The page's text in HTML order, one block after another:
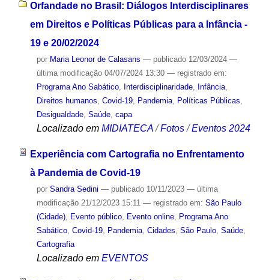
Orfandade no Brasil: Diálogos Interdisciplinares
em Direitos e Políticas Públicas para a Infância -
19 e 20/02/2024
por Maria Leonor de Calasans — publicado12/03/2024 —
última modificação04/07/2024 13:30 — registrado em:
Programa Ano Sabático, Interdisciplinaridade, Infância,
Direitos humanos, Covid-19, Pandemia, Políticas Públicas,
Desigualdade, Saúde, capa
Localizado em MIDIATECA /Fotos /Eventos 2024
Experiência com Cartografia no Enfrentamento
à Pandemia de Covid-19
por Sandra Sedini — publicado10/11/2023 — última
modificação21/12/2023 15:11 — registrado em: São Paulo
(Cidade), Evento público, Evento online,
Programa Ano
Sabático, Covid-19, Pandemia, Cidades São Paulo, Saúde,
Cartografia
Localizado em EVENTOS